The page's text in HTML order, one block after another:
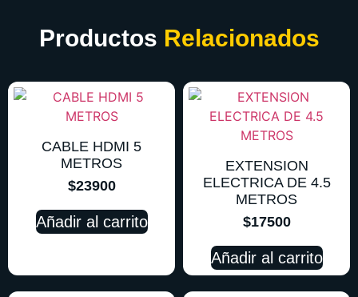
Productos Relacionados
CABLE HDMI 5
METROS
$23900
Añadir al carrito
EXTENSION
ELECTRICA DE 4.5
METROS
$17500
Añadir al carrito